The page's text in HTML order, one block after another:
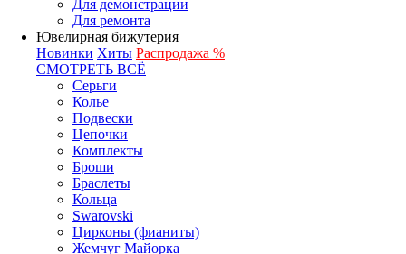
Для демонстрации
Для ремонта
Ювелирная бижутерия
Новинки Хиты Распродажа %
СМОТРЕТЬ ВСЁ
Серьги
Колье
Подвески
Цепочки
Комплекты
Броши
Браслеты
Кольца
Swarovski
Цирконы (фианиты)
Жемчуг Майорка